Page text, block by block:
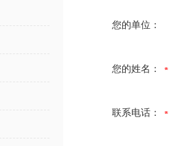
您的单位：
您的姓名：
联系电话：